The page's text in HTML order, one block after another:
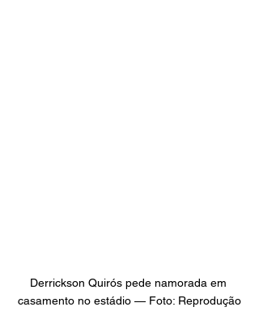
Derrickson Quirós pede namorada em
casamento no estádio — Foto: Reprodução